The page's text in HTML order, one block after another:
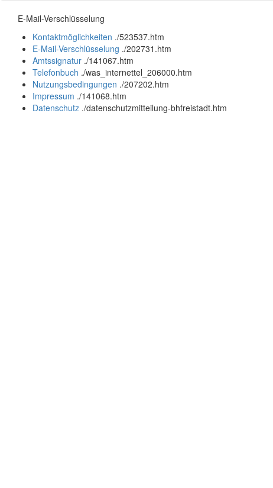
E-Mail-Verschlüsselung
Kontaktmöglichkeiten ./523537.htm
E-Mail-Verschlüsselung ./202731.htm
Amtssignatur ./141067.htm
Telefonbuch ./was_internettel_206000.htm
Nutzungsbedingungen ./207202.htm
Impressum ./141068.htm
Datenschutz ./datenschutzmitteilung-bhfreistadt.htm